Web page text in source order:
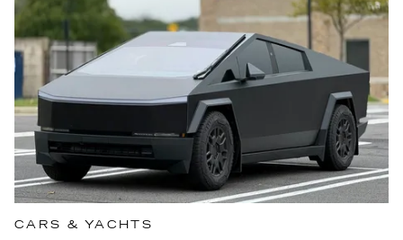
CARS & YACHTS